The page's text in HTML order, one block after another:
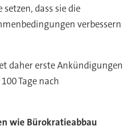
dass sie die
verbessern
daher erste Ankündigungen
Tage nach
wie Bürokratieabbau